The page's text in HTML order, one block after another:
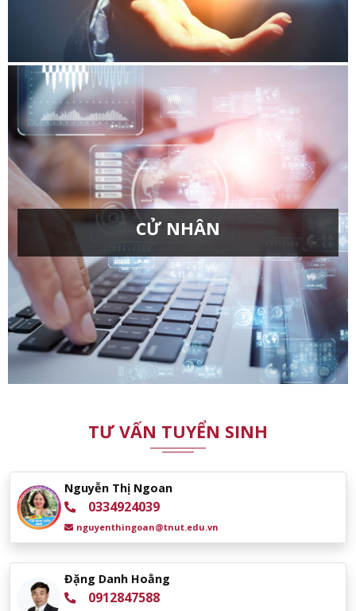
Công nghệ kỹ thuật ô tô
Chuyên ngành: Công nghệ điện tử, bán dẫn và vi
mạch
CỬ NHÂN
Kinh tế công nghiệp
Ngôn ngữ Anh
Quản lý công nghiệp
TƯ VẤN TUYỂN SINH
Nguyễn Thị Ngoan
0334924039
nguyenthingoan@tnut.edu.vn
Đặng Danh Hoằng
0912847588